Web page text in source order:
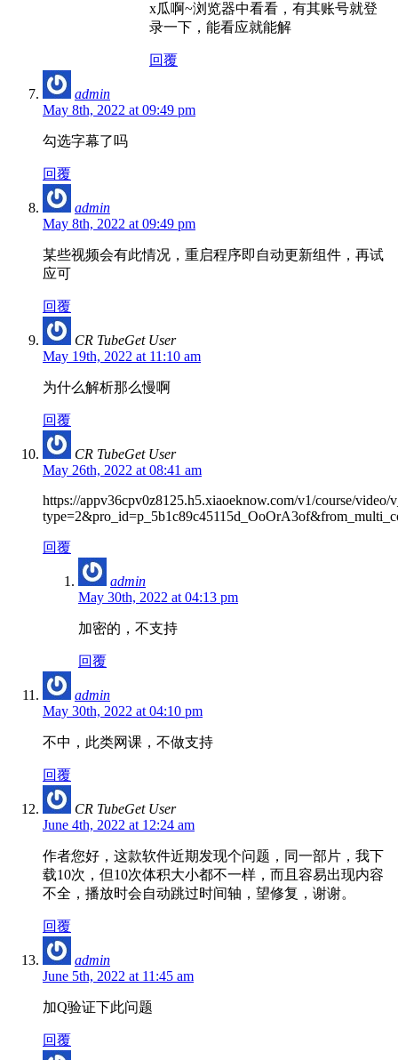
x瓜啊~浏览器中看看，有其账号就登
录一下，能看应就能解
回覆
admin
May 8th, 2022 at 09:49 pm
勾选字幕了吗
回覆
admin
May 8th, 2022 at 09:49 pm
某些视频会有此情况，重启程序即自动更新组件，再试
应可
回覆
CR TubeGet User
May 19th, 2022 at 11:10 am
为什么解析那么慢啊
回覆
CR TubeGet User
May 26th, 2022 at 08:41 am
https://appv36cpv0z8125.h5.xiaoeknow.com/v1/course/video/
回覆
admin
May 30th, 2022 at 04:13 pm
加密的，不支持
回覆
admin
May 30th, 2022 at 04:10 pm
不中，此类网课，不做支持
回覆
CR TubeGet User
June 4th, 2022 at 12:24 am
作者您好，这款软件近期发现个问题，同一部片，我下
载10次，但10次体积大小都不一样，而且容易出现内容
不全，播放时会自动跳过时间轴，望修复，谢谢。
回覆
admin
June 5th, 2022 at 11:45 am
加Q验证下此问题
回覆